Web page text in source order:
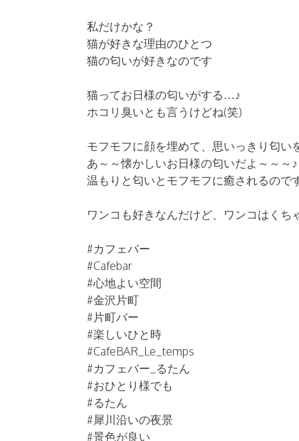
私だけかな？
猫が好きな理由のひとつ
猫の匂いが好きなのです
猫ってお日様の匂いがする…♪
ホコリ臭いとも言うけどね(笑)
モフモフに顔を埋めて、思いっきり匂い
あ～～懐かしいお日様の匂いだよ～～～♪
温もりと匂いとモフモフに癒されるので
ワンコも好きなんだけど、ワンコはくち
#カフェバー
#Cafebar
#心地よい空間
#金沢片町
#片町バー
#楽しいひと時
#CafeBAR_Le_temps
#カフェバー_るたん
#おひとり様でも
#るたん
#犀川沿いの夜景
#景色が良い